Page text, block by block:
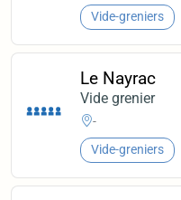
Vide-greniers
Le Nayrac
Vide grenier
-
Vide-greniers